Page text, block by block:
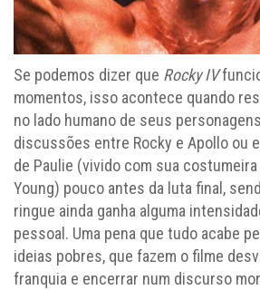
Se podemos dizer que Rocky IV
momentos, isso acontece quando
no lado humano de seus
discussões entre Rocky e Apollo ou
de Paulie (vivido com sua
Young) pouco antes da luta final,
ringue ainda ganha alguma
pessoal. Uma pena que tudo acabe
ideias pobres, que fazem o filme
franquia e encerrar num discurso